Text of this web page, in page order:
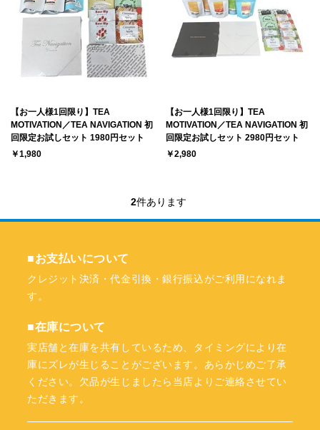
【お一人様1回限り】TEA
MOTIVATION／TEA NAVIGATION 初
回限定お試しセット 1980円セット
￥1,980
【お一人様1回限り】TEA
MOTIVATION／TEA NAVIGATION 初
回限定お試しセット 2980円セット
￥2,980
2件あります
■お支払いについて
クレジット決済・代金引換・銀行振込がご利用になれま
す。
■在庫について
実店舗と在庫を共有しているため、タイミングにより在
庫にズレが生じることがございます。あらかじめご了承
ください。欠品が生じましたら当店よりご連絡させてい
ただきます。